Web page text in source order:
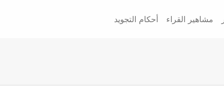
مشاهير القراء أحكام التجويد